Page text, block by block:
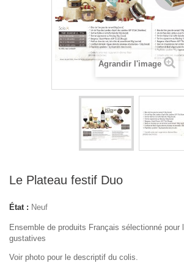
Agrandir l'image
Le Plateau festif Duo
État : Neuf
Ensemble de produits Français sélectionné pour
gustatives
Voir photo pour le descriptif du colis.